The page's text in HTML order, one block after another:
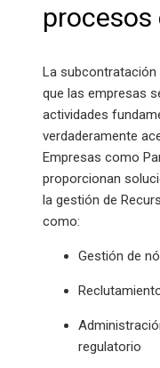
procesos
La
que las empresas
actividades
verdaderamente
Empresas como
proporcionan
la gestión de
como:
Gestión de
regulatorio